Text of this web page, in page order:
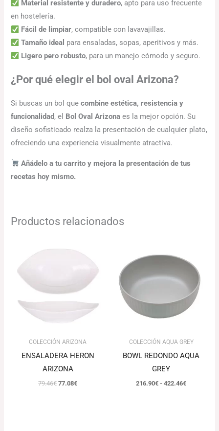
Material resistente y duradero, apto para uso frecuente
en hostelería.
Fácil de limpiar, compatible con lavavajillas.
Tamaño ideal para ensaladas, sopas, aperitivos y más.
Ligero pero robusto, para un manejo cómodo y seguro.
¿Por qué elegir el bol oval Arizona?
Si buscas un bol quecombine estética, resistencia y
funcionalidad, el Bol Oval Arizona es la mejor opción. Su
diseño sofisticado realza la presentación de cualquier plato,
ofreciendo una experiencia visualmente atractiva.
Añádelo a tu carrito y mejora la presentación de tus
recetas hoy mismo.
Productos relacionados
COLECCIÓN ARIZONA
ENSALADERA HERON
ARIZONA
79.46€
precio
77.08€
actual
77.08€.
COLECCIÓN AQUA GREY
BOWL REDONDO AQUA
GREY
216.90€ - 422.46€
precios:
desde
216.90€
hasta
422.46€